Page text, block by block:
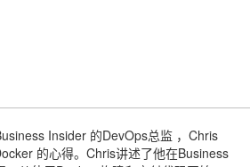
Insider 的DevOps总监 ，Chris
的心得。Chris讲述了他在Business